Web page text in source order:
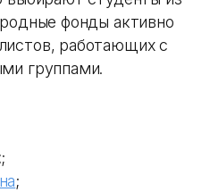
фонды активно
работающих с
группами.
;
;